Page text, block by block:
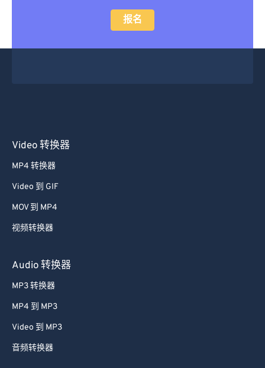
报名
Video 转换器
MP4 转换器
Video 到 GIF
MOV 到 MP4
视频转换器
Audio 转换器
MP3 转换器
MP4 到 MP3
Video 到 MP3
音频转换器